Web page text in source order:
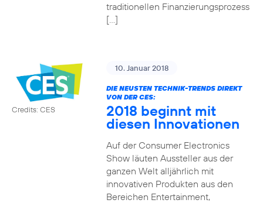
traditionellen Finanzierungsprozess
[…]
Credits: CES
10. Januar 2018
DIE NEUSTEN TECHNIK-TRENDS DIREKT
VON DER CES:
2018 beginnt mit
diesen Innovationen
Auf der Consumer Electronics
Show läuten Aussteller aus der
ganzen Welt alljährlich mit
innovativen Produkten aus den
Bereichen Entertainment,